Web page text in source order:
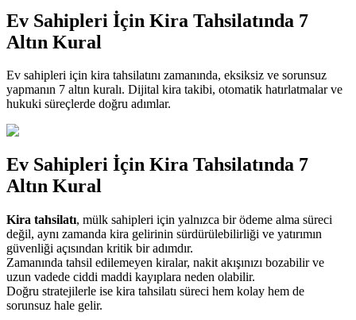
Ev Sahipleri İçin Kira Tahsilatında 7
Altın Kural
Ev sahipleri için kira tahsilatını zamanında, eksiksiz ve sorunsuz
yapmanın 7 altın kuralı. Dijital kira takibi, otomatik hatırlatmalar ve
hukuki süreçlerde doğru adımlar.
Ev Sahipleri İçin Kira Tahsilatında 7
Altın Kural
Kira tahsilatı, mülk sahipleri için yalnızca bir ödeme alma süreci
değil, aynı zamanda kira gelirinin sürdürülebilirliği ve yatırımın
güvenliği açısından kritik bir adımdır.
Zamanında tahsil edilemeyen kiralar, nakit akışınızı bozabilir ve
uzun vadede ciddi maddi kayıplara neden olabilir.
Doğru stratejilerle ise kira tahsilatı süreci hem kolay hem de
sorunsuz hale gelir.